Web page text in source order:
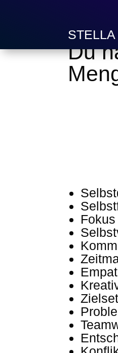
STELLA
Du
Fokus